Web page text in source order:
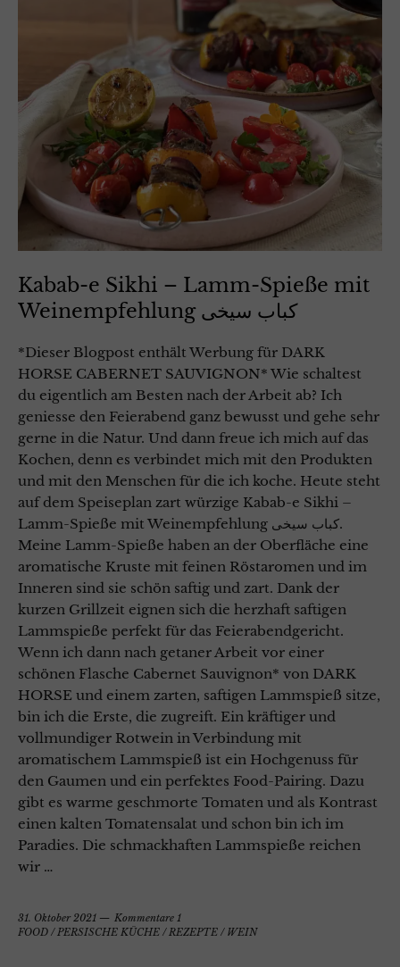
Kabab-e Sikhi – Lamm-Spieße mit
Weinempfehlung کباب سیخی
*Dieser Blogpost enthält Werbung für DARK
HORSE CABERNET SAUVIGNON* Wie schaltest
du eigentlich am Besten nach der Arbeit ab? Ich
geniesse den Feierabend ganz bewusst und gehe sehr
gerne in die Natur. Und dann freue ich mich auf das
Kochen, denn es verbindet mich mit den Produkten
und mit den Menschen für die ich koche. Heute steht
auf dem Speiseplan zart würzige Kabab-e Sikhi –
Lamm-Spieße mit Weinempfehlung کباب سیخی.
Meine Lamm-Spieße haben an der Oberfläche eine
aromatische Kruste mit feinen Röstaromen und im
Inneren sind sie schön saftig und zart. Dank der
kurzen Grillzeit eignen sich die herzhaft saftigen
Lammspieße perfekt für das Feierabendgericht.
Wenn ich dann nach getaner Arbeit vor einer
schönen Flasche Cabernet Sauvignon* von DARK
HORSE und einem zarten, saftigen Lammspieß sitze,
bin ich die Erste, die zugreift. Ein kräftiger und
vollmundiger Rotwein in Verbindung mit
aromatischem Lammspieß ist ein Hochgenuss für
den Gaumen und ein perfektes Food-Pairing. Dazu
gibt es warme geschmorte Tomaten und als Kontrast
einen kalten Tomatensalat und schon bin ich im
Paradies. Die schmackhaften Lammspieße reichen
wir …
31. Oktober 2021
Kommentare 1
FOOD /PERSISCHE KÜCHE /REZEPTE / WEIN